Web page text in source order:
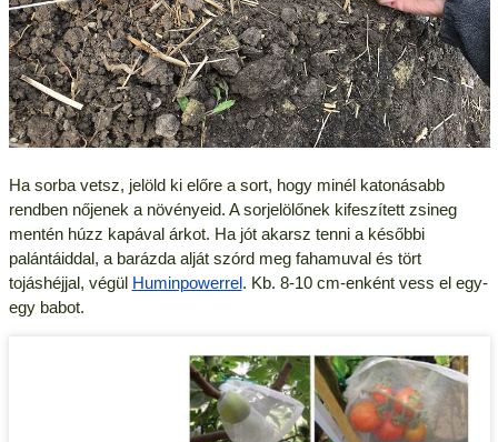
Ha sorba vetsz, jelöld ki előre a sort, hogy minél katonásabb
rendben nőjenek a növényeid. A sorjelölőnek kifeszített zsineg
mentén húzz kapával árkot. Ha jót akarsz tenni a későbbi
palántáiddal, a barázda alját szórd meg fahamuval és tört
tojáshéjjal, végül Huminpowerrel. Kb. 8-10 cm-enként vess el egy-
egy babot.